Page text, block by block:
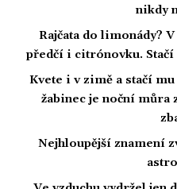
nikdy
Rajčata do limonády?
předčí i citrónovku.
Kvete i v zimě a stačí
žabinec je noční můra
Nejhloupější znamení